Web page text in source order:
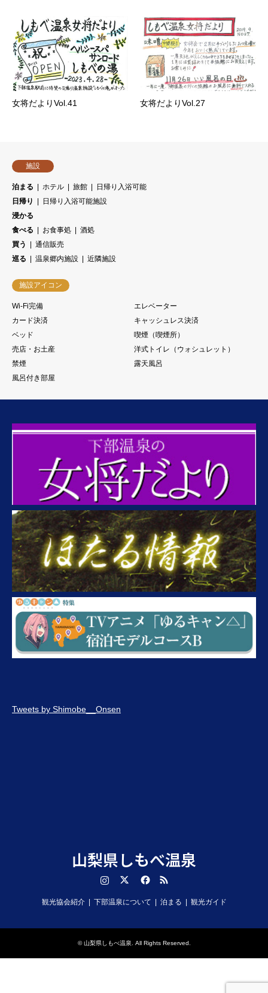
女将だよりVol.41 女将だよりVol.27
施設
泊まる ホテル 旅館
日帰り入浴可能
日帰り
日帰り入浴可能施設
浸かる
食べる
お食事処
酒処
買う
通信販売
巡る
温泉郷内施設 近隣施設
施設アイコン
Wi-Fi完備
エレベーター
カード決済
キャッシュレス決済
ベッド
喫煙（喫煙所）
売店・お土産
洋式トイレ（ウォシュレット）
禁煙
露天風呂
風呂付き部屋
Tweets by Shimobe__Onsen
山梨県しもべ温泉
RSS
観光協会紹介 下部温泉について 泊まる 観光ガイド
©山梨県しもべ温泉 . All Rights Reserved.